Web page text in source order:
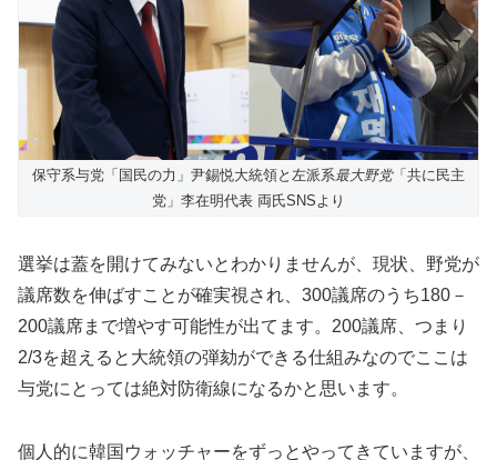
保守系与党「国民の力」尹錫悦大統領と左派系最大野党「共に民主
党」李在明代表 両氏SNSより
選挙は蓋を開けてみないとわかりませんが、現状、野党が
議席数を伸ばすことが確実視され、300議席のうち180－
200議席まで増やす可能性が出てます。200議席、つまり
2/3を超えると大統領の弾劾ができる仕組みなのでここは
与党にとっては絶対防衛線になるかと思います。
個人的に韓国ウォッチャーをずっとやってきていますが、